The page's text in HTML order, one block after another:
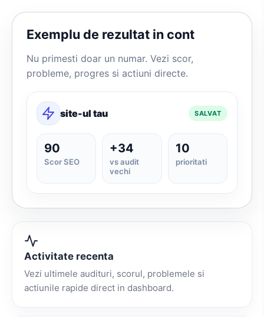
Exemplu de rezultat in cont
Nu primesti doar un numar. Vezi scor,
probleme, progres si actiuni directe.
site-ul tau SALVAT
90
Scor SEO
+34
vs audit
vechi
10
prioritati
Activitate recenta
Vezi ultimele audituri, scorul, problemele si
actiunile rapide direct in dashboard.